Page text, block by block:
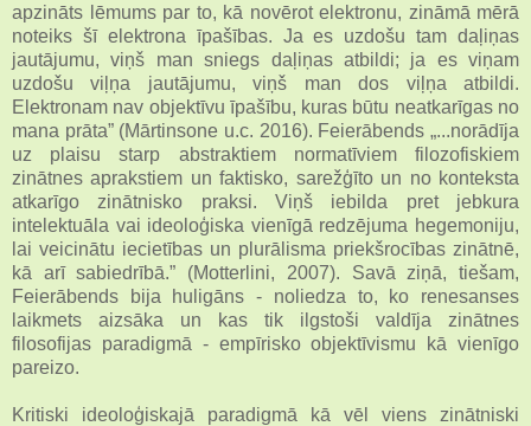
apzināts lēmums par to, kā novērot elektronu, zināmā mērā
noteiks šī elektrona īpašības. Ja es uzdošu tam daļiņas
jautājumu, viņš man sniegs daļiņas atbildi; ja es viņam
uzdošu viļņa jautājumu, viņš man dos viļņa atbildi.
Elektronam nav objektīvu īpašību, kuras būtu neatkarīgas no
mana prāta” (Mārtinsone u.c. 2016). Feierābends „...norādīja
uz plaisu starp abstraktiem normatīviem filozofiskiem
zinātnes aprakstiem un faktisko, sarežģīto un no konteksta
atkarīgo zinātnisko praksi. Viņš iebilda pret jebkura
intelektuāla vai ideoloģiska vienīgā redzējuma hegemoniju,
lai veicinātu iecietības un plurālisma priekšrocības zinātnē,
kā arī sabiedrībā.” (Motterlini, 2007). Savā ziņā, tiešam,
Feierābends bija huligāns - noliedza to, ko renesanses
laikmets aizsāka un kas tik ilgstoši valdīja zinātnes
filosofijas paradigmā - empīrisko objektīvismu kā vienīgo
pareizo.
Kritiski ideoloģiskajā paradigmā kā vēl viens zinātniski